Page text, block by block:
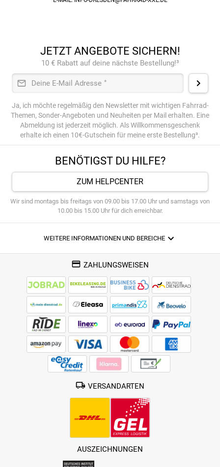
JETZT ANGEBOTE SICHERN!
10 € Rabatt auf deine nächste Bestellung!³
Deine E-Mail Adresse *
Ja, ich möchte regelmäßig den Newsletter mit wichtigen Fahrrad-
Themen, Sonder-Angeboten und Neuheiten per Mail erhalten. Eine
Abmeldung ist jederzeit möglich. Als Willkommensgeschenk
erhalte ich einen 10€-Gutschein für meine erste Bestellung³.
BENÖTIGST DU HILFE?
ZUM HELPCENTER
Wir sind montags bis freitags von 09.00 bis 17.00 Uhr und samstags von
10.00 bis 15.00 Uhr für dich erreichbar.
WEITERE INFORMATIONEN UND BEREICHE
ZAHLUNGSWEISEN
VERSANDARTEN
AUSZEICHNUNGEN